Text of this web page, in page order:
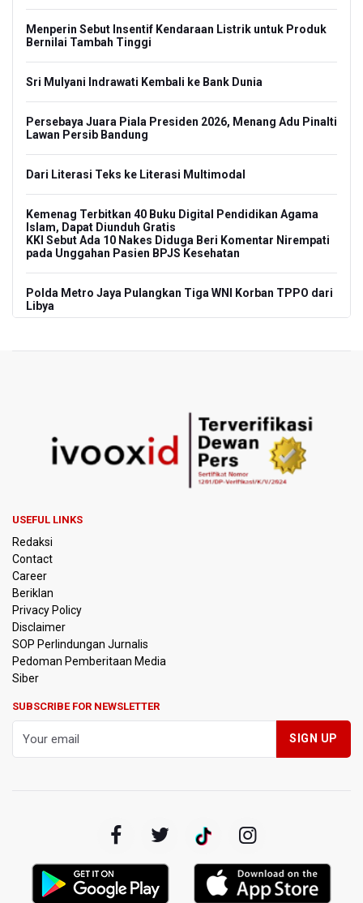
Menperin Sebut Insentif Kendaraan Listrik untuk Produk
Bernilai Tambah Tinggi
Sri Mulyani Indrawati Kembali ke Bank Dunia
Persebaya Juara Piala Presiden 2026, Menang Adu Pinalti
Lawan Persib Bandung
Dari Literasi Teks ke Literasi Multimodal
Kemenag Terbitkan 40 Buku Digital Pendidikan Agama
Islam, Dapat Diunduh Gratis
KKI Sebut Ada 10 Nakes Diduga Beri Komentar Nirempati
pada Unggahan Pasien BPJS Kesehatan
Polda Metro Jaya Pulangkan Tiga WNI Korban TPPO dari
Libya
Pemerintah Gelar Operasi Modifikasi Cuaca Percepat
Pemadaman Karhutla Gunung Bromo
Jaga Daya Beli Masyarakat
Kemenkeu Ambil Alih 60 Persen Saham KCIC
Anggota Komisi III DPR Usulkan Mekanisme Pra Judicial
dalam RUU Perampasan Aset
KPK Sebut Pejabat Kemenhut Diduga Menerima 12.500
Dolar Singapura dari Bupati Kuantan Singingi Nonaktif
Suhardiman Amby
Massal
Harga Telur dan Daging Ayam Masih Tertekan,
Pemerintah Tambah Penempatan Dana SAL di Himbara
USEFUL LINKS
Redaksi
Contact
Career
Beriklan
Privacy Policy
Disclaimer
SOP Perlindungan Jurnalis
Pedoman Pemberitaan Media
Siber
SUBSCRIBE FOR NEWSLETTER